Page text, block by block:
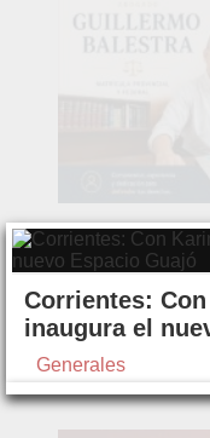
Corrientes:
inaugura el
Generales